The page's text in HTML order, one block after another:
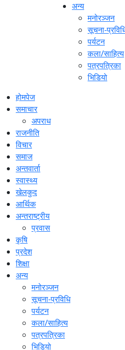
अन्य
मनोरञ्जन
सूचना-
पर्यटन
कला/साहित्य
पत्रपत्रिका
भिडियो
होमपेज
समाचार
अपराध
राजनीति
विचार
समाज
अन्तवार्ता
स्वास्थ्य
खेलकुद
आर्थिक
अन्तराष्ट्रीय
प्रवास
कृषि
प्रदेश
शिक्षा
अन्य
मनोरञ्जन
सूचना-प्रविधि
पर्यटन
कला/साहित्य
पत्रपत्रिका
भिडियो